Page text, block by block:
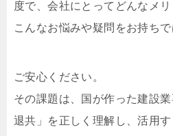
度で、会社にとってどんなメリ
こんなお悩みや疑問をお持ち
ご安心ください。
その課題は、国が作った建設
退共」を正しく理解し、活用